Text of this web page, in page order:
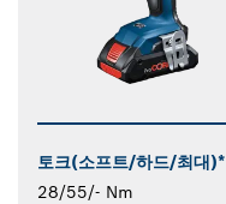
토크(소프트/하드/최대)*
28/55/- Nm